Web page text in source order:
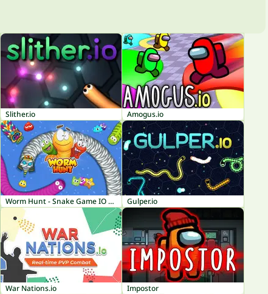
Slither.io Amogus.io
Worm Hunt - Snake Game IO Zone Gulper.io
War Nations.io Impostor